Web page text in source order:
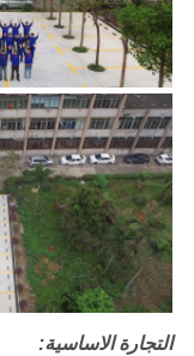
التجارة الاساسية: